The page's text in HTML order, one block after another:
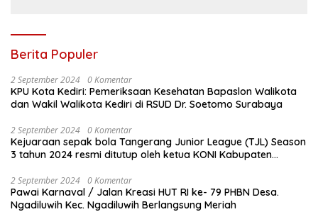
Berita Populer
2 September 2024 0 Komentar
KPU Kota Kediri: Pemeriksaan Kesehatan Bapaslon Walikota
dan Wakil Walikota Kediri di RSUD Dr. Soetomo Surabaya
2 September 2024 0 Komentar
Kejuaraan sepak bola Tangerang Junior League (TJL) Season
3 tahun 2024 resmi ditutup oleh ketua KONI Kabupaten
2 September 2024 0 Komentar
Pawai Karnaval / Jalan Kreasi HUT RI ke- 79 PHBN Desa.
Ngadiluwih Kec. Ngadiluwih Berlangsung Meriah